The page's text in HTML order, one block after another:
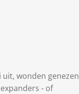
wonden genezen
- of